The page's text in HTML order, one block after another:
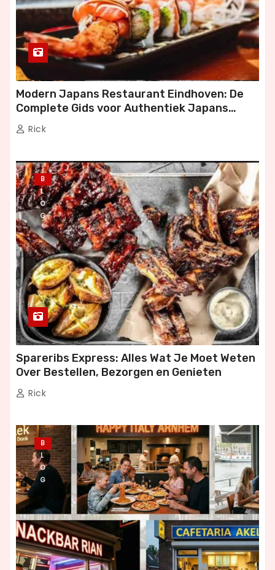
n
p
a
g
i
e
r
i
n
g
Modern Japans Restaurant Eindhoven: De
Complete Gids voor Authentiek Japans
Dineren
Rick
B
L
O
G
Spareribs Express: Alles Wat Je Moet Weten
Over Bestellen, Bezorgen en Genieten
Rick
B
L
O
G